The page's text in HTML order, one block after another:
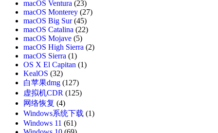
macOS Ventura (23)
macOS Monterey (27)
macOS Big Sur(45)
macOS Catalina (22)
macOS Mojave (5)
macOS High Sierra (2)
macOS Sierra (1)
OS X El Capitan (1)
KealOS (32)
白苹果dmg (127)
虚拟机CDR (125)
网络恢复 (4)
Windows系统下载 (1)
Windows 11 (61)